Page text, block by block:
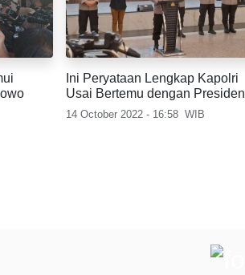
Ini Peryataan Lengkap Kapolri
Usai Bertemu dengan Presiden
Joko Widodo
14 October 2022 - 16:58 WIB